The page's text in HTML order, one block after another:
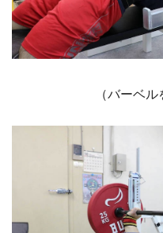
（バーベ